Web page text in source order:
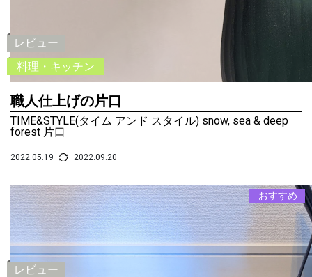
レビュー
料理・キッチン
職人仕上げの片口
TIME&STYLE(タイム アンド スタイル) snow, sea & deep
forest 片口
2022.05.19 2022.09.20
レビュー
おすすめ